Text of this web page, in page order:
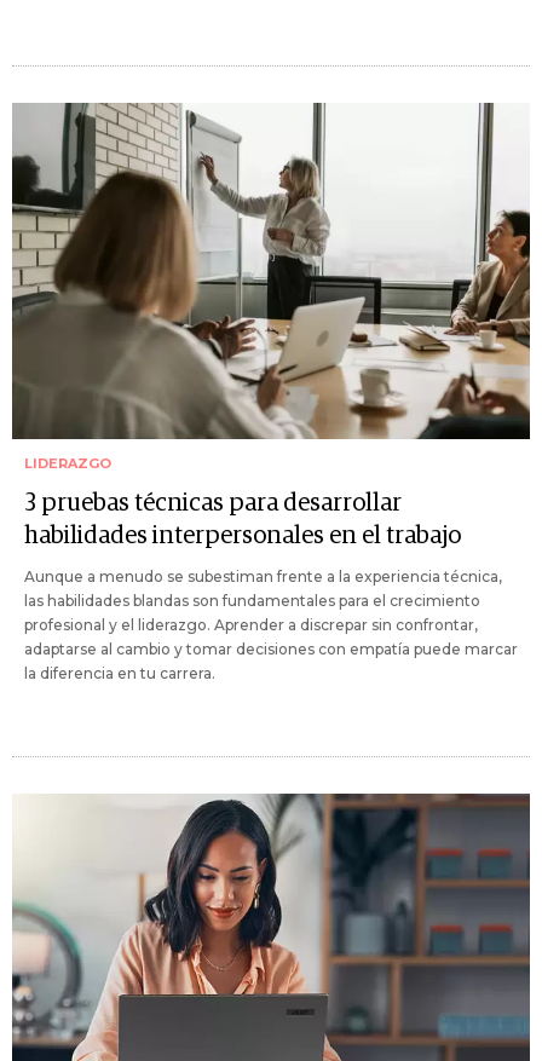
LIDERAZGO
3 pruebas técnicas para desarrollar
habilidades interpersonales en el trabajo
Aunque a menudo se subestiman frente a la experiencia técnica,
las habilidades blandas son fundamentales para el crecimiento
profesional y el liderazgo. Aprender a discrepar sin confrontar,
adaptarse al cambio y tomar decisiones con empatía puede marcar
la diferencia en tu carrera.